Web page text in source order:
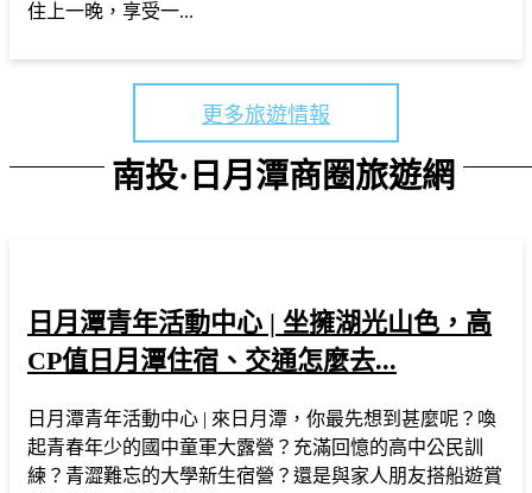
住上一晚，享受一...
更多旅遊情報
南投·日月潭商圈旅遊網
日月潭青年活動中心 | 坐擁湖光山色，高
CP值日月潭住宿、交通怎麼去...
日月潭青年活動中心 | 來日月潭，你最先想到甚麼呢？喚
起青春年少的國中童軍大露營？充滿回憶的高中公民訓
練？青澀難忘的大學新生宿營？還是與家人朋友搭船遊賞